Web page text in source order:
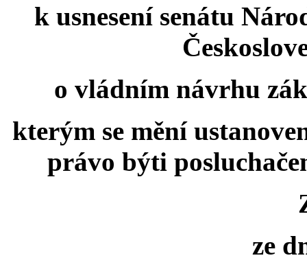
k usnesení senátu
o vládním návrhu
kterým se mění
právo býti
ze